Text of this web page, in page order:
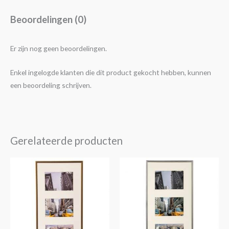
Beoordelingen (0)
Er zijn nog geen beoordelingen.
Enkel ingelogde klanten die dit product gekocht hebben, kunnen
een beoordeling schrijven.
Gerelateerde producten